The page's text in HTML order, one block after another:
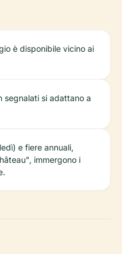
è disponibile vicino ai
segnalati si adattano a
e fiere annuali,
immergono i